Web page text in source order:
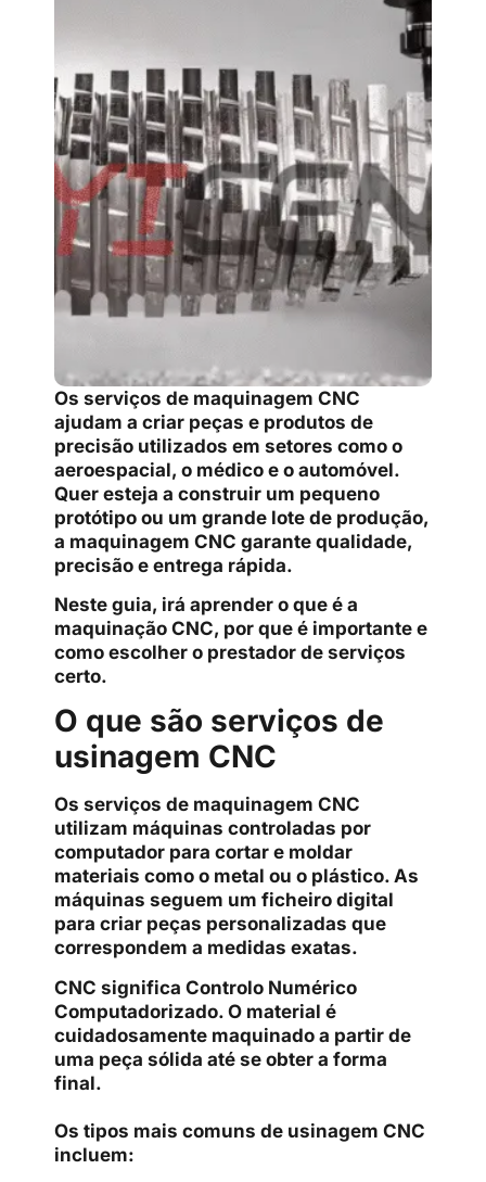
Os serviços de maquinagem CNC
ajudam a criar peças e produtos de
precisão utilizados em setores como o
aeroespacial, o médico e o automóvel.
Quer esteja a construir um pequeno
protótipo ou um grande lote de produção,
a maquinagem CNC garante qualidade,
precisão e entrega rápida.
Neste guia, irá aprender o que é a
maquinação CNC, por que é importante e
como escolher o prestador de serviços
certo.
O que são serviços de
usinagem CNC
Os serviços de maquinagem CNC
utilizam máquinas controladas por
computador para cortar e moldar
materiais como o metal ou o plástico. As
máquinas seguem um ficheiro digital
para criar peças personalizadas que
correspondem a medidas exatas.
CNC significa Controlo Numérico
Computadorizado. O material é
cuidadosamente maquinado a partir de
uma peça sólida até se obter a forma
final.
Os tipos mais comuns de usinagem CNC
incluem: